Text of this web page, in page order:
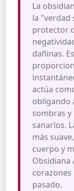
La
la "verdad
protector
dañinas.
actúa
obligando
sombras
sanarlos.
más
cuerpo y
Obsidiana
pasado.